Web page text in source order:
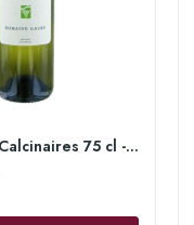
2023 Les Calcinaires 75 cl - Domaine Gauby